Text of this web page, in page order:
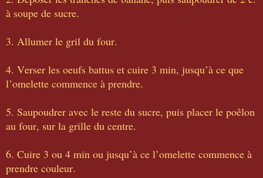
à soupe de sucre.
3. Allumer le gril du four.
4. Verser les oeufs battus et cuire 3 min, jusqu’à ce que
l’omelette commence à prendre.
5. Saupoudrer avec le reste du sucre, puis placer le poêlon
au four, sur la grille du centre.
6. Cuire 3 ou 4 min ou jusqu’à ce l’omelette commence à
prendre couleur.